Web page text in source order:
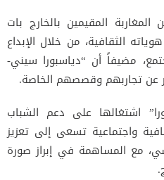
المقيمين بالخارج بات
الثقافية، من خلال الإبداع
مضيفاً أن “دياسبورا سيني-
عن تجاربهم وقصصهم الخاصة.
اشتغالها على دعم الشباب
واجتماعية تسعى إلى تعزيز
مع المساهمة في إبراز صورة